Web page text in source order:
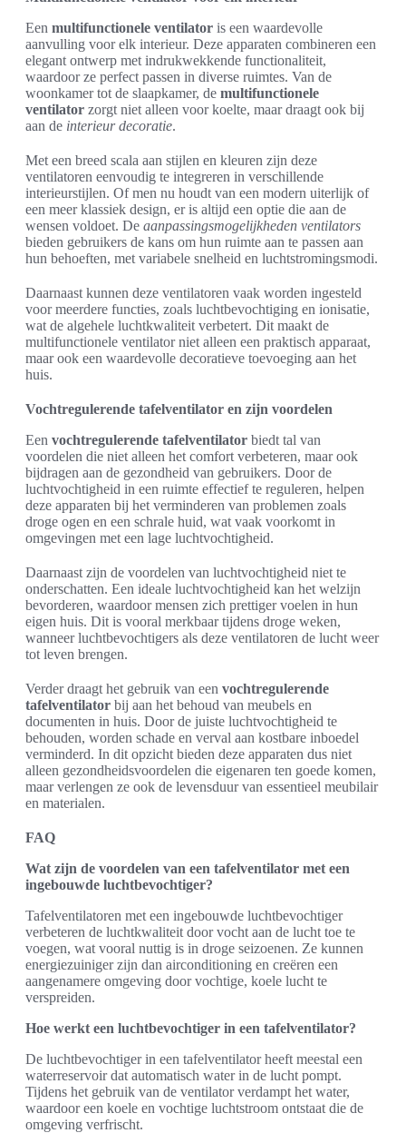
Een multifunctionele ventilator is een waardevolle
aanvulling voor elk interieur. Deze apparaten combineren een
elegant ontwerp met indrukwekkende functionaliteit,
waardoor ze perfect passen in diverse ruimtes. Van de
woonkamer tot de slaapkamer, de multifunctionele
ventilator zorgt niet alleen voor koelte, maar draagt ook bij
aan de interieur decoratie.
Met een breed scala aan stijlen en kleuren zijn deze
ventilatoren eenvoudig te integreren in verschillende
interieurstijlen. Of men nu houdt van een modern uiterlijk of
een meer klassiek design, er is altijd een optie die aan de
wensen voldoet. De aanpassingsmogelijkheden ventilators
bieden gebruikers de kans om hun ruimte aan te passen aan
hun behoeften, met variabele snelheid en luchtstromingsmodi.
Daarnaast kunnen deze ventilatoren vaak worden ingesteld
voor meerdere functies, zoals luchtbevochtiging en ionisatie,
wat de algehele luchtkwaliteit verbetert. Dit maakt de
multifunctionele ventilator niet alleen een praktisch apparaat,
maar ook een waardevolle decoratieve toevoeging aan het
huis.
Vochtregulerende tafelventilator en zijn voordelen
Een vochtregulerende tafelventilator biedt tal van
voordelen die niet alleen het comfort verbeteren, maar ook
bijdragen aan de gezondheid van gebruikers. Door de
luchtvochtigheid in een ruimte effectief te reguleren, helpen
deze apparaten bij het verminderen van problemen zoals
droge ogen en een schrale huid, wat vaak voorkomt in
omgevingen met een lage luchtvochtigheid.
Daarnaast zijn de voordelen van luchtvochtigheid niet te
onderschatten. Een ideale luchtvochtigheid kan het welzijn
bevorderen, waardoor mensen zich prettiger voelen in hun
eigen huis. Dit is vooral merkbaar tijdens droge weken,
wanneer luchtbevochtigers als deze ventilatoren de lucht weer
tot leven brengen.
Verder draagt het gebruik van een vochtregulerende
tafelventilator bij aan het behoud van meubels en
documenten in huis. Door de juiste luchtvochtigheid te
behouden, worden schade en verval aan kostbare inboedel
verminderd. In dit opzicht bieden deze apparaten dus niet
alleen gezondheidsvoordelen die eigenaren ten goede komen,
maar verlengen ze ook de levensduur van essentieel meubilair
en materialen.
FAQ
Wat zijn de voordelen van een tafelventilator met een
ingebouwde luchtbevochtiger?
Tafelventilatoren met een ingebouwde luchtbevochtiger
verbeteren de luchtkwaliteit door vocht aan de lucht toe te
voegen, wat vooral nuttig is in droge seizoenen. Ze kunnen
energiezuiniger zijn dan airconditioning en creëren een
aangenamere omgeving door vochtige, koele lucht te
verspreiden.
Hoe werkt een luchtbevochtiger in een tafelventilator?
De luchtbevochtiger in een tafelventilator heeft meestal een
waterreservoir dat automatisch water in de lucht pompt.
Tijdens het gebruik van de ventilator verdampt het water,
waardoor een koele en vochtige luchtstroom ontstaat die de
omgeving verfrischt.